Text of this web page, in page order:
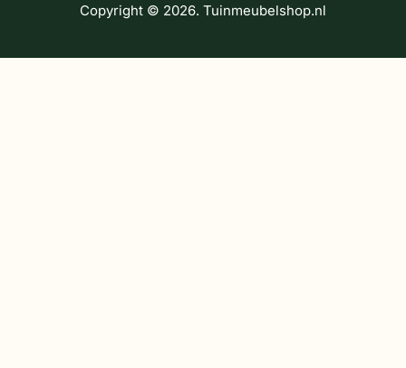
Copyright © 2026. Tuinmeubelshop.nl